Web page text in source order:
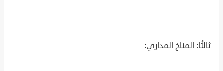
ثالثُا: المناخ المداري: